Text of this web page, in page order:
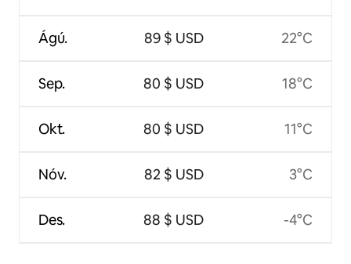
Ágú.
Sep.
Okt.
Nóv.
Des.
89 $ USD
80 $ USD
80 $ USD
82 $ USD
88 $ USD
22°C
18°C
11°C
3°C
-4°C